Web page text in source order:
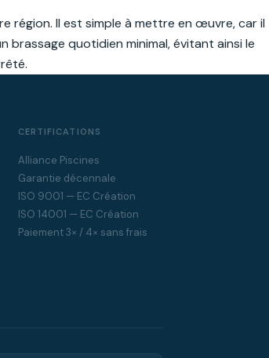
région. Il est simple à mettre en œuvre, car il
brassage quotidien minimal, évitant ainsi le
CERTIFICATIONS
Alliance Piscines
Garantie décennale
ISO 9001 — EC Création
ISO 14001 — EC Création
Paiement 3× / 4× sans frais